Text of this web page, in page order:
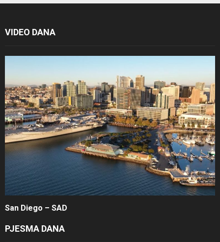
VIDEO DANA
San Diego – SAD
PJESMA DANA